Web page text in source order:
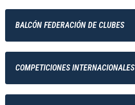
BALCÓN FEDERACIÓN DE CLUBES
COMPETICIONES INTERNACIONALES